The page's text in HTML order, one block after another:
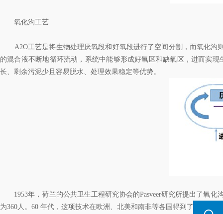
氧化沟工艺
A2O工艺是将生物处理厌氧段和好氧段进行了空间分割，而氧化沟
的混合液不断地循环流动，系统中能够形成好氧区和缺氧区，进而实
长、剩余污泥少且容易脱水、处理效果稳定等优势。
1953年，荷兰的公共卫生工程研究协会的Pasveer研究所提出了氧化
为360人。60 年代，这项技术在欧洲、北美和南非等各国得到了迅速推